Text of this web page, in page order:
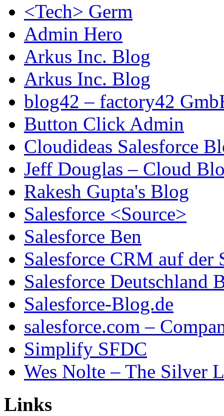
<Tech> Germ
Admin Hero
Arkus Inc. Blog
Arkus Inc. Blog
blog42 – factory42
Button Click Admin
Cloudideas Salesforce
Jeff Douglas – Cloud
Rakesh Gupta's Blog
Salesforce <Source>
Salesforce Ben
Salesforce CRM auf der
Salesforce Deutschland
Salesforce-Blog.de
salesforce.com –
Simplify SFDC
Wes Nolte – The Silver
Links